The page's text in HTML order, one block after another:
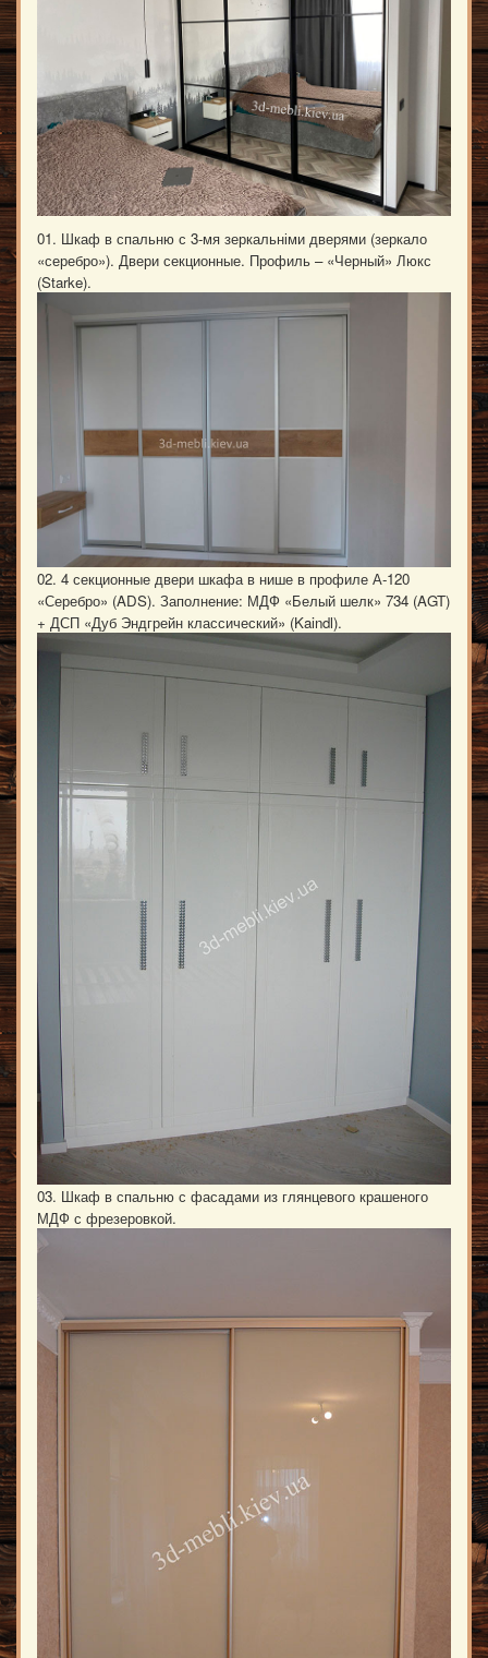
01. Шкаф в спальню с 3-мя зеркальніми дверями (зеркало
«серебро»). Двери секционные. Профиль – «Черный» Люкс
(Starke).
02. 4 секционные двери шкафа в нише в профиле А-120
«Серебро» (ADS). Заполнение: МДФ «Белый шелк» 734 (AGT)
+ ДСП «Дуб Эндгрейн классический» (Kaindl).
03. Шкаф в спальню с фасадами из глянцевого крашеного
МДФ с фрезеровкой.